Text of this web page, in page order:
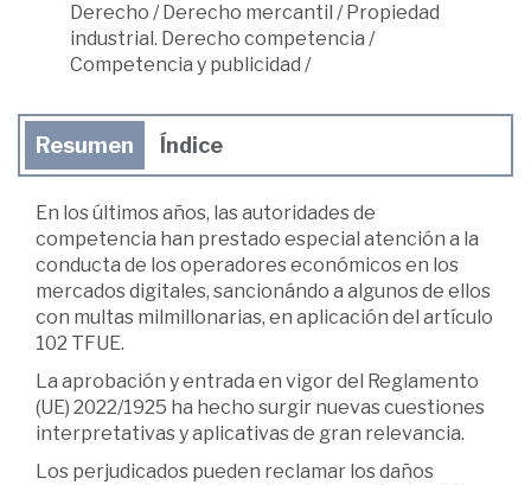
Derecho / Derecho mercantil / Propiedad
industrial. Derecho competencia /
Competencia y publicidad /
Resumen Índice
En los últimos años, las autoridades de
competencia han prestado especial atención a la
conducta de los operadores económicos en los
mercados digitales, sancionándo a algunos de ellos
con multas milmillonarias, en aplicación del artículo
102 TFUE.
La aprobación y entrada en vigor del Reglamento
(UE) 2022/1925 ha hecho surgir nuevas cuestiones
interpretativas y aplicativas de gran relevancia.
Los perjudicados pueden reclamar los daños